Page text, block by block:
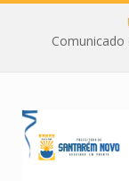
Comunicado